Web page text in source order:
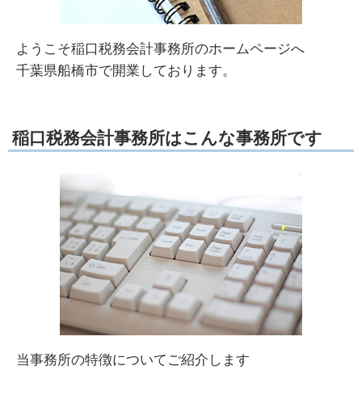
ようこそ稲口税務会計事務所のホームページへ
千葉県船橋市で開業しております。
稲口税務会計事務所はこんな事務所です
当事務所の特徴についてご紹介します